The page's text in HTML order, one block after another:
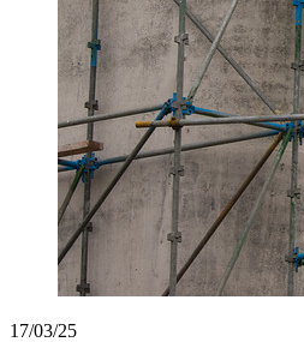
17/03/25